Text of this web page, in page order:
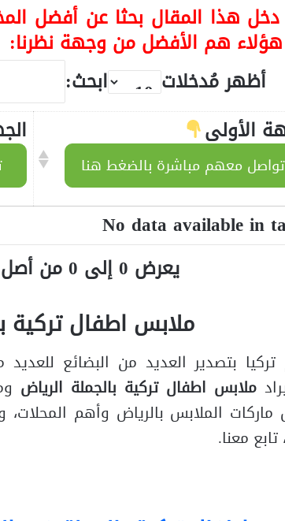
هذا المقال بحثا عن أفضل
هم الأفضل من وجهة نظرنا:
أظهر مُدخلات
ابحث:
الأولى
تواصل معهم مباشرة بالضغط هنا
No data available in
يعرض 0 إلى 0 من أصل 0 سجلّ
ملابس اطفال تركية
بتصدير العديد من البضائع
ملابس اطفال تركية بالجملة الرياض
ماركات الملابس بالرياض وأهم
تابع معنا.